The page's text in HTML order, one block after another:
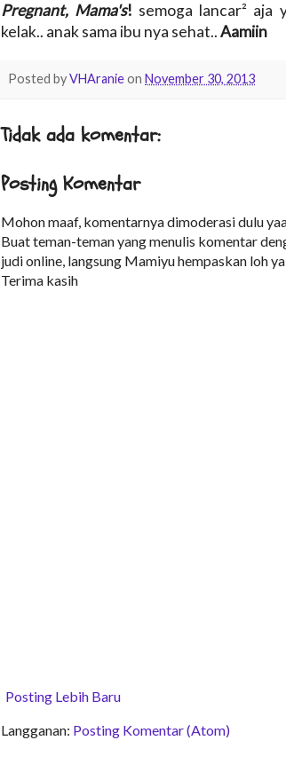
Pregnant, Mama's! semoga lancar² aja
kelak.. anak sama ibu nya sehat..Aamiin
Posted byVHAranieon November 30, 2013
Tidak ada komentar:
Posting Komentar
Mohon maaf, komentarnya dimoderasi dulu
Buat teman-teman yang menulis komentar
judi online, langsung Mamiyu hempaskan loh
Terima kasih
Posting Lebih Baru
Langganan: Posting Komentar (Atom)